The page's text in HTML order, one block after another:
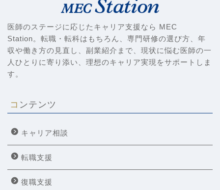
医師のステージに応じたキャリア支援なら MEC
Station。転職・転科はもちろん、専門研修の選び方、年
収や働き方の見直し、副業紹介まで、現状に悩む医師の一
人ひとりに寄り添い、理想のキャリア実現をサポートしま
す。
コンテンツ
キャリア相談
転職支援
復職支援